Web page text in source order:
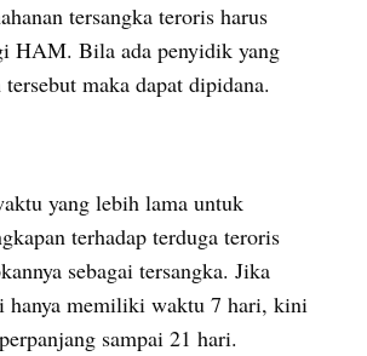
tersangka teroris harus
HAM. Bila ada penyidik yang
maka dapat dipidana.
yang lebih lama untuk
terhadap terduga teroris
sebagai tersangka. Jika
hanya memiliki waktu 7 hari, kini
sampai 21 hari.